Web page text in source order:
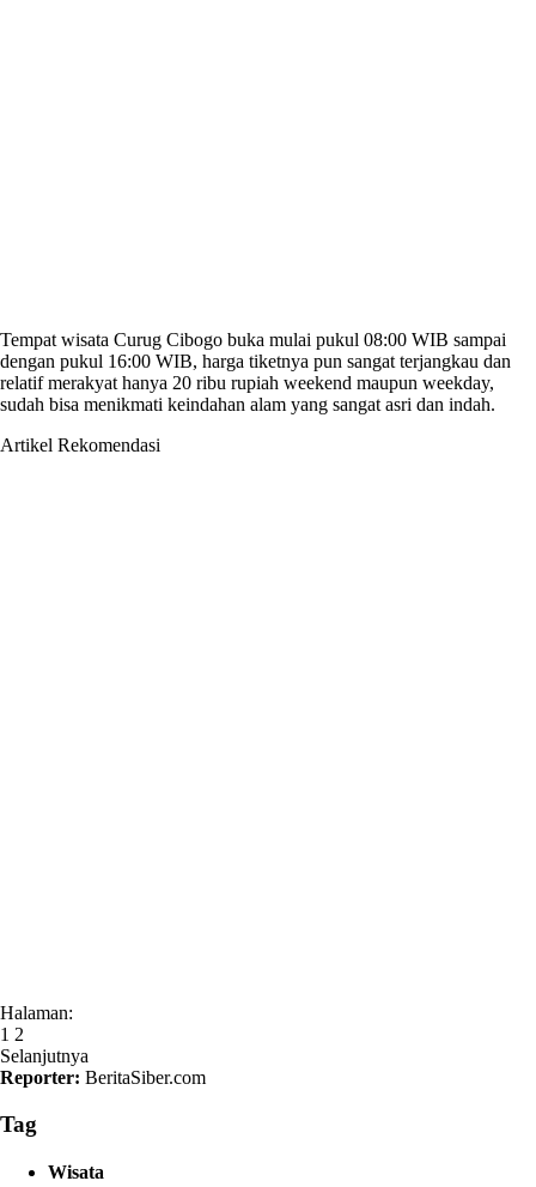
Tempat wisata Curug Cibogo buka mulai pukul 08:00 WIB sampai
dengan pukul 16:00 WIB, harga tiketnya pun sangat terjangkau dan
relatif merakyat hanya 20 ribu rupiah weekend maupun weekday,
sudah bisa menikmati keindahan alam yang sangat asri dan indah.
Artikel Rekomendasi
Halaman:
1 2
Selanjutnya
Reporter: BeritaSiber.com
Tag
Wisata